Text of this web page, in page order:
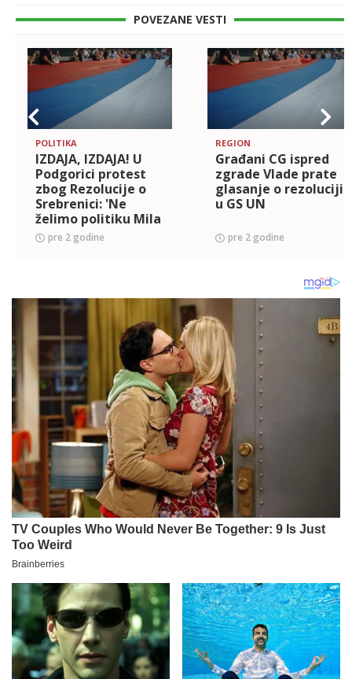
POVEZANE VESTI
POLITIKA
IZDAJA, IZDAJA! U
Podgorici protest
zbog Rezolucije o
Srebrenici: 'Ne
želimo politiku Mila
Đukanovića'
pre 2 godine
REGION
Građani CG ispred
zgrade Vlade prate
glasanje o rezoluciji
u GS UN
pre 2 godine